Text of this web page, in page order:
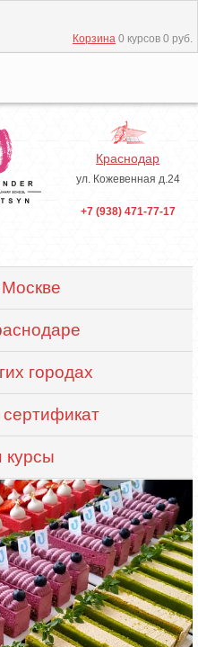
Корзина 0 курсов 0 руб.
Краснодар
ул. Кожевенная д.24
+7 (938) 471-77-17
городах
курсы